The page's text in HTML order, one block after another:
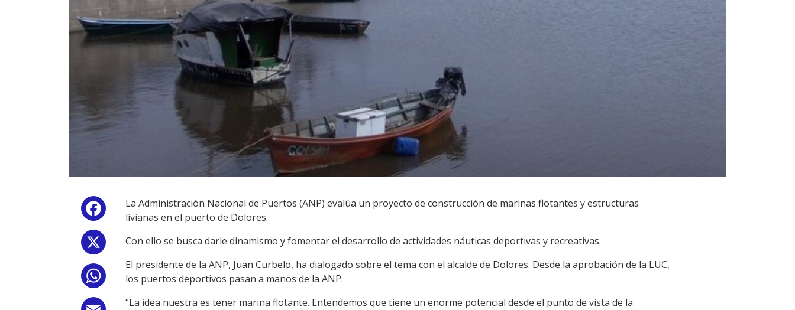
Facebook
WhatsApp
La Administración Nacional de Puertos (ANP) evalúa un proyecto de construcción de marinas flotantes y estructuras
livianas en el puerto de Dolores.
Con ello se busca darle dinamismo y fomentar el desarrollo de actividades náuticas deportivas y recreativas.
El presidente de la ANP, Juan Curbelo, ha dialogado sobre el tema con el alcalde de Dolores. Desde la aprobación de la LUC,
los puertos deportivos pasan a manos de la ANP.
“La idea nuestra es tener marina flotante. Entendemos que tiene un enorme potencial desde el punto de vista de la